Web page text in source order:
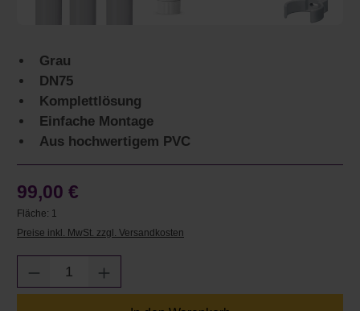
Grau
DN75
Komplettlösung
Einfache Montage
Aus hochwertigem PVC
99,00 €
Fläche: 1
Preise inkl. MwSt. zzgl. Versandkosten
Produkt Anzahl: Gib den gewünschten